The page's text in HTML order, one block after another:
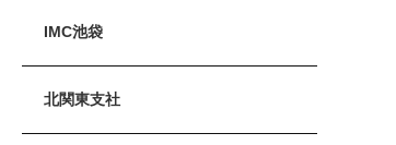
IMC池袋
北関東支社